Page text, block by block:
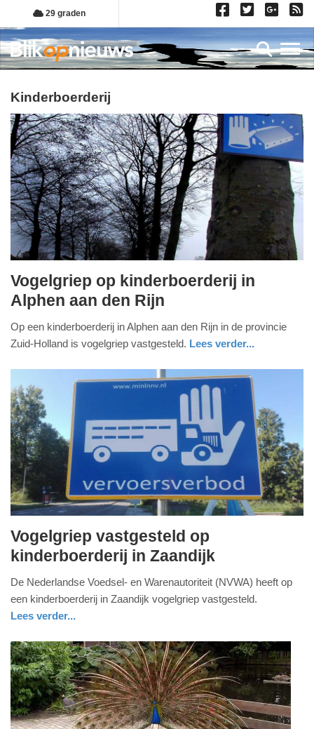
Overslaan
en
naar
de
gaan
29 graden
kinderboerderij
zaterdag,
november
2023
Update:
09-
04-
2025
09:10
Vogelgriep op kinderboerderij in
Alphen aan den Rijn
Op een kinderboerderij in Alphen aan den Rijn in de provincie
Zuid-Holland is vogelgriep vastgesteld. Lees verder...
donderdag,
november
2023
-
Update:
09-
04-
2025
Vogelgriep vastgesteld op
kinderboerderij in Zaandijk
De Nederlandse Voedsel- en Warenautoriteit (NVWA) heeft op
een kinderboerderij in Zaandijk vogelgriep vastgesteld.
Lees verder...